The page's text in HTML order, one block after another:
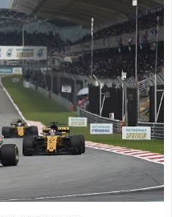
Kalendář F1
Výsledky F1
Týmy a jezdci F1
Okruhy F1